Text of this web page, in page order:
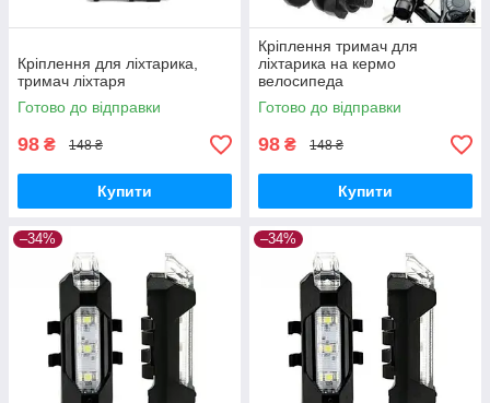
Кріплення для ліхтарика,
тримач ліхтаря
Готово до відправки
98 ₴ 148 ₴
Купити
Кріплення тримач для
ліхтарика на кермо
велосипеда
Готово до відправки
98 ₴ 148 ₴
Купити
–34% –34%